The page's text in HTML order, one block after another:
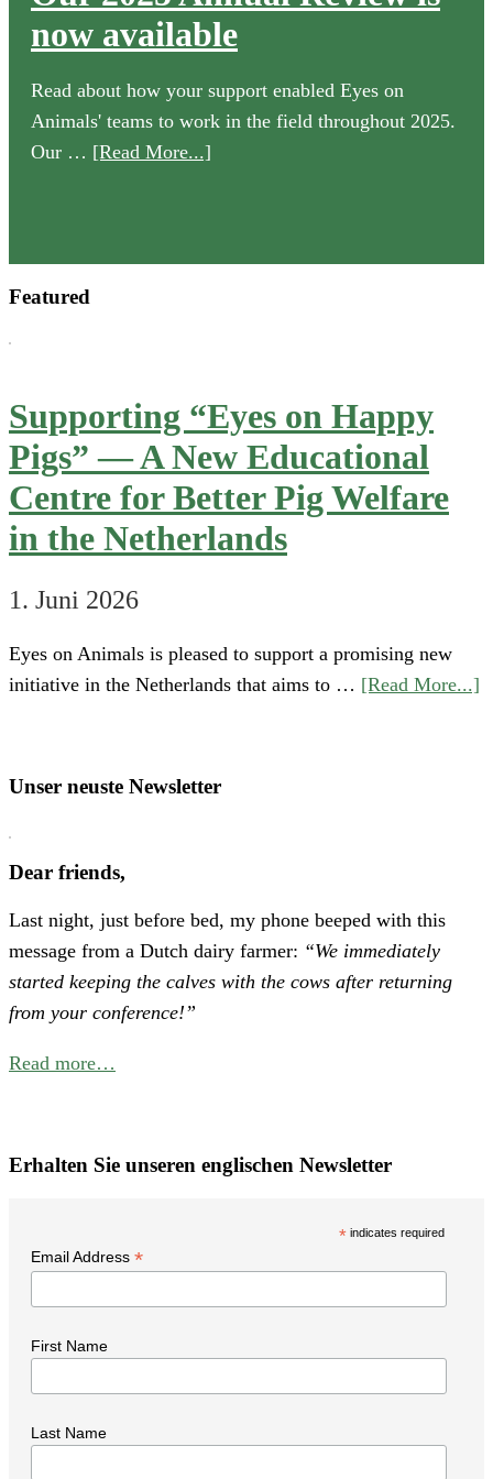
now available
Read about how your support enabled Eyes on
Animals' teams to work in the field throughout 2025.
Our … [Read More...]
Featured
Supporting “Eyes on Happy
Pigs” — A New Educational
Centre for Better Pig Welfare
in the Netherlands
1. Juni 2026
Eyes on Animals is pleased to support a promising new
initiative in the Netherlands that aims to … [Read More...]
Unser neuste Newsletter
Dear friends,
Last night, just before bed, my phone beeped with this
message from a Dutch dairy farmer: “We immediately
started keeping the calves with the cows after returning
from your conference!”
Read more…
Erhalten Sie unseren englischen Newsletter
* indicates required
Email Address *
First Name
Last Name